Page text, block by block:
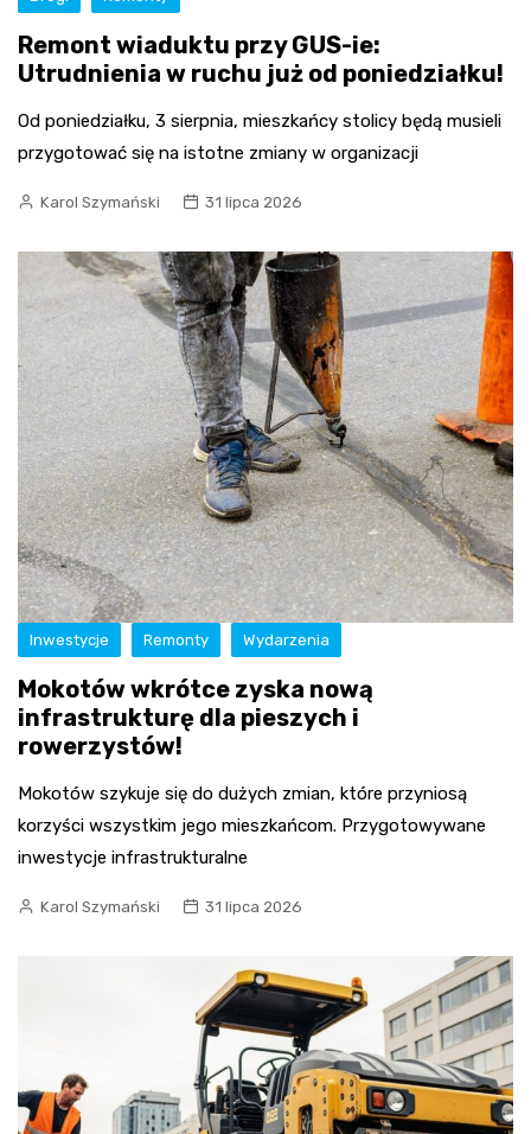
Remont wiaduktu przy GUS-ie:
Utrudnienia w ruchu już od poniedziałku!
Od poniedziałku, 3 sierpnia, mieszkańcy stolicy będą musieli
przygotować się na istotne zmiany w organizacji
Karol Szymański 31 lipca 2026
Inwestycje Remonty Wydarzenia
Mokotów wkrótce zyska nową
infrastrukturę dla pieszych i
rowerzystów!
Mokotów szykuje się do dużych zmian, które przyniosą
korzyści wszystkim jego mieszkańcom. Przygotowywane
inwestycje infrastrukturalne
Karol Szymański 31 lipca 2026